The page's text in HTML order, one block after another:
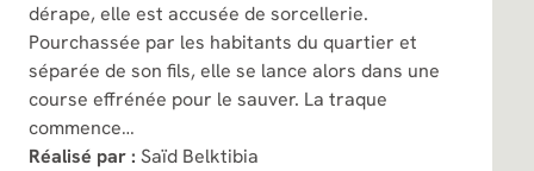
dérape, elle est accusée de sorcellerie.
Pourchassée par les habitants du quartier et
séparée de son fils, elle se lance alors dans une
course effrénée pour le sauver. La traque
commence…
Réalisé par : Saïd Belktibia